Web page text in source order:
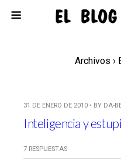
Archivos ›
31 DE ENERO DE 2010 • BY DA-
Inteligencia y
7 RESPUESTAS